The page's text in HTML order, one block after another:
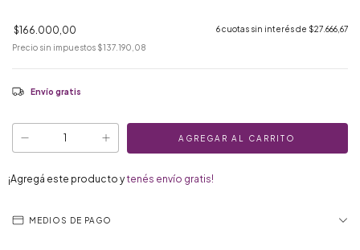
$166.000,00 6cuotas sin interés de $27.666,67
Precio sin impuestos $137.190,08
Envío gratis
¡Agregá este producto ytenés envío gratis!
MEDIOS DE PAGO